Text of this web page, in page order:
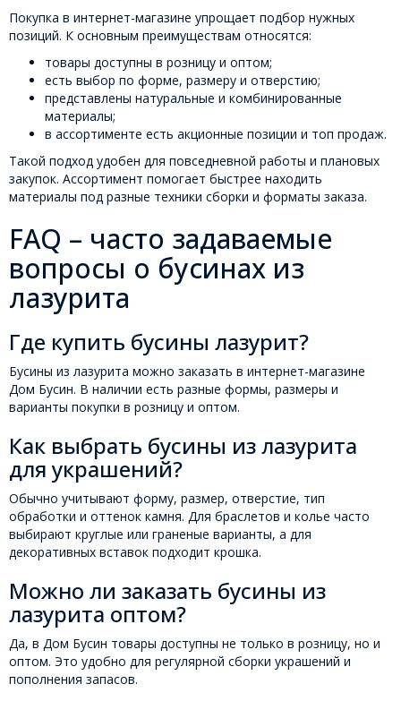
Покупка в интернет-магазине упрощает подбор нужных
позиций. К основным преимуществам относятся:
товары доступны в розницу и оптом;
есть выбор по форме, размеру и отверстию;
представлены натуральные и комбинированные
материалы;
в ассортименте есть акционные позиции и топ продаж.
Такой подход удобен для повседневной работы и плановых
закупок. Ассортимент помогает быстрее находить
материалы под разные техники сборки и форматы заказа.
FAQ – часто задаваемые
вопросы о бусинах из
лазурита
Где купить бусины лазурит?
Бусины из лазурита можно заказать в интернет-магазине
Дом Бусин. В наличии есть разные формы, размеры и
варианты покупки в розницу и оптом.
Как выбрать бусины из лазурита
для украшений?
Обычно учитывают форму, размер, отверстие, тип
обработки и оттенок камня. Для браслетов и колье часто
выбирают круглые или граненые варианты, а для
декоративных вставок подходит крошка.
Можно ли заказать бусины из
лазурита оптом?
Да, в Дом Бусин товары доступны не только в розницу, но и
оптом. Это удобно для регулярной сборки украшений и
пополнения запасов.